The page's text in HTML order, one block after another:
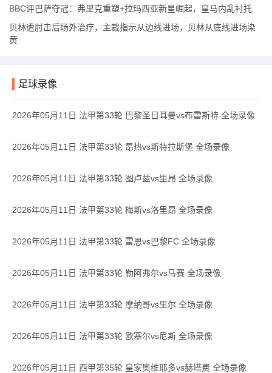
BBC评巴萨夺冠：弗里克重塑+拉玛西亚新星崛起，皇马内乱衬托
贝林遭肘击后场外治疗，主裁指示从边线进场，贝林从底线进场染
黄
足球录像
2026年05月11日 法甲第33轮 巴黎圣日耳曼vs布雷斯特 全场录像
2026年05月11日 法甲第33轮 昂热vs斯特拉斯堡 全场录像
2026年05月11日 法甲第33轮 图卢兹vs里昂 全场录像
2026年05月11日 法甲第33轮 梅斯vs洛里昂 全场录像
2026年05月11日 法甲第33轮 雷恩vs巴黎FC 全场录像
2026年05月11日 法甲第33轮 勒阿弗尔vs马赛 全场录像
2026年05月11日 法甲第33轮 摩纳哥vs里尔 全场录像
2026年05月11日 法甲第33轮 欧塞尔vs尼斯 全场录像
2026年05月11日 西甲第35轮 皇家奥维耶多vs赫塔费 全场录像